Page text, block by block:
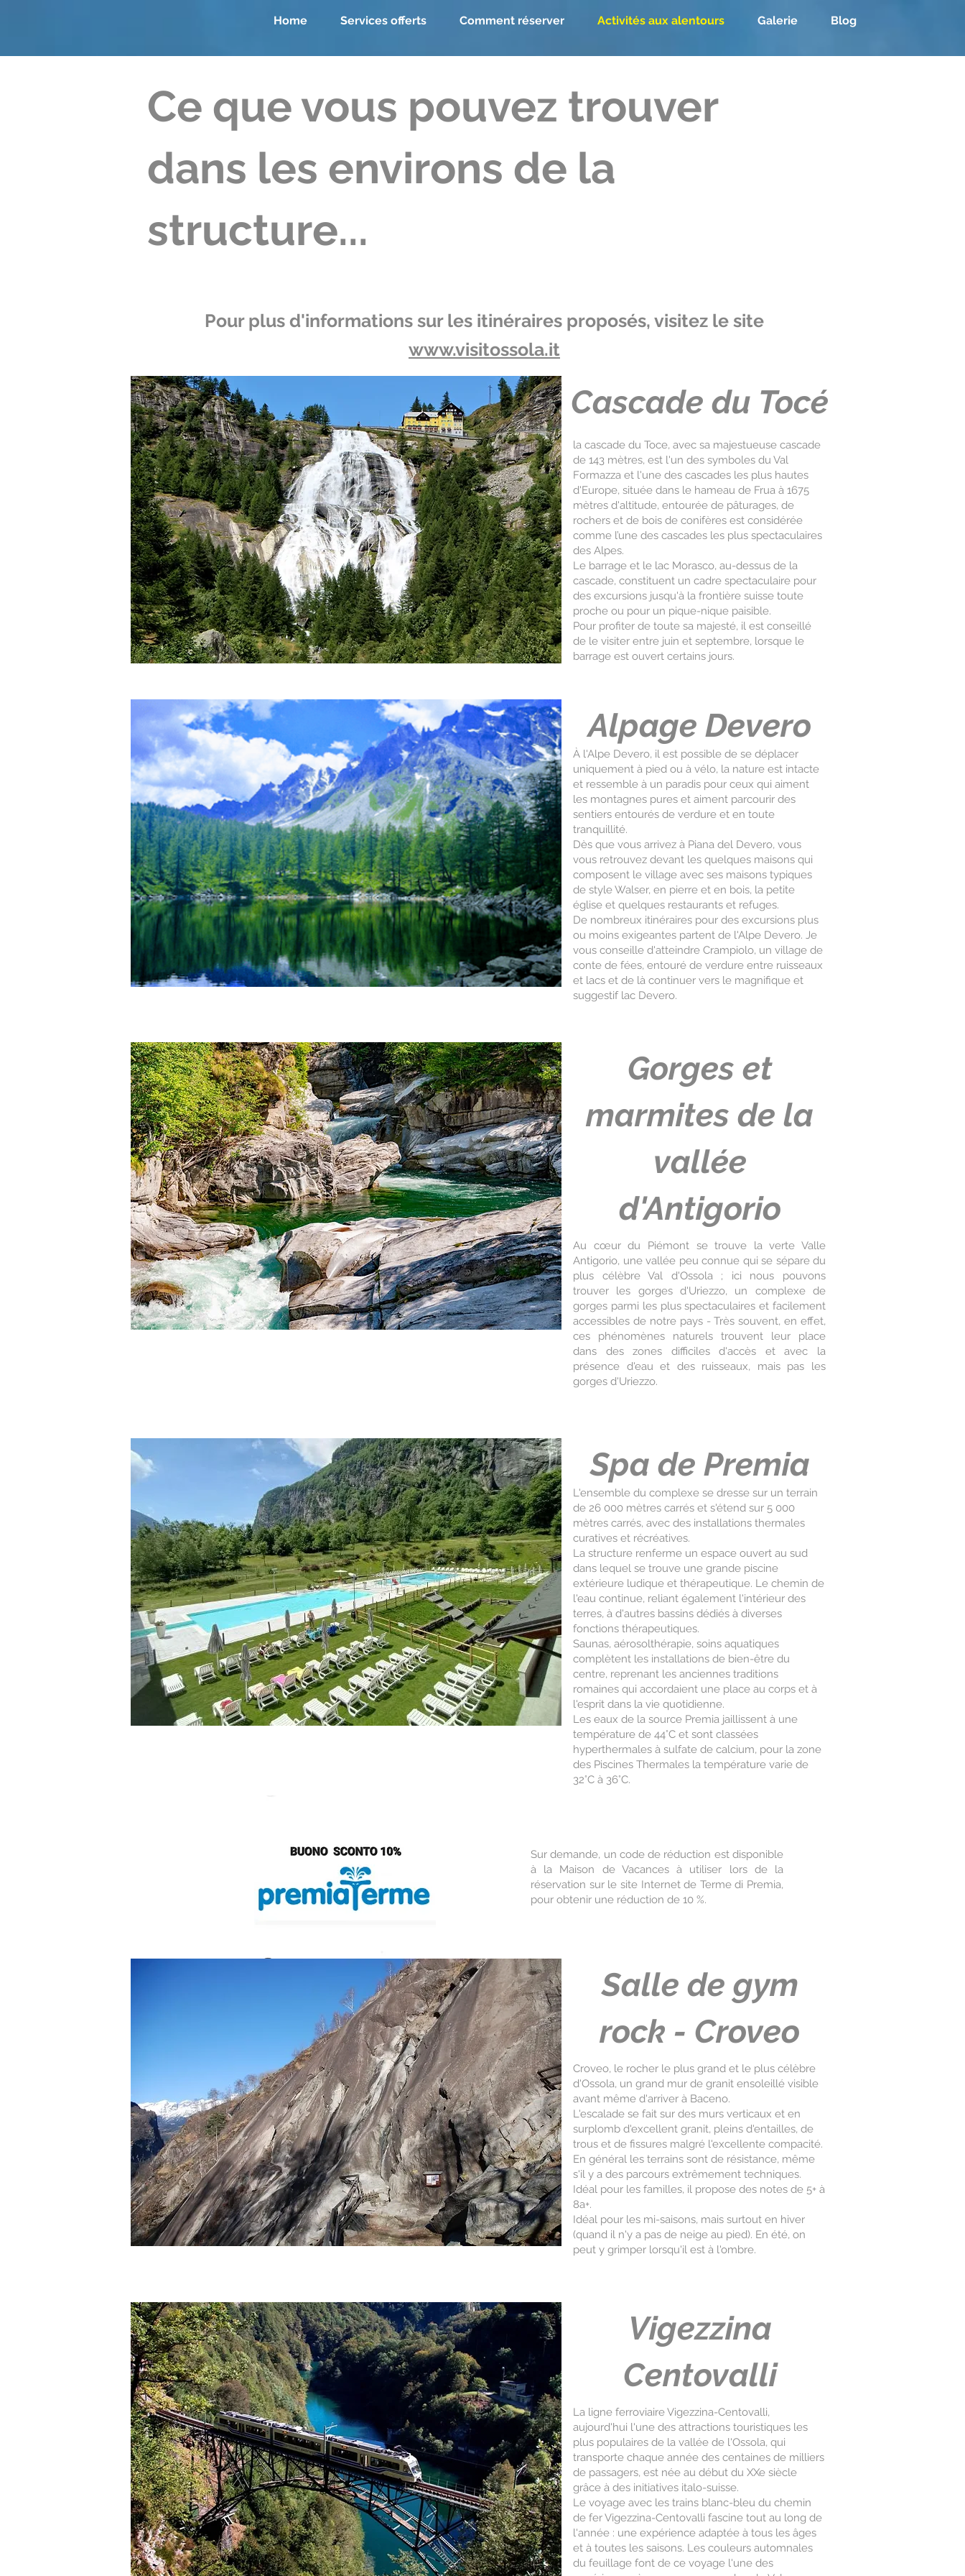
Home Services offerts Comment réserver Activités aux alentours Galerie Blog
Ce que vous pouvez trouver
dans les environs de la
structure...
Pour plus d'informations sur les itinéraires proposés, visitez le site
www.visitossola.it
Cascade du Tocé
la cascade du Toce, avec sa majestueuse cascade
de 143 mètres, est l'un des symboles du Val
Formazza et l'une des cascades les plus hautes
d'Europe, située dans le hameau de Frua à 1675
mètres d'altitude, entourée de pâturages, de
rochers et de bois de conifères est considérée
comme l’une des cascades les plus spectaculaires
des Alpes.
Le barrage et le lac Morasco, au-dessus de la
cascade, constituent un cadre spectaculaire pour
des excursions jusqu'à la frontière suisse toute
proche ou pour un pique-nique paisible.
Pour profiter de toute sa majesté, il est conseillé
de le visiter entre juin et septembre, lorsque le
barrage est ouvert certains jours.
Alpage Devero
À l'Alpe Devero, il est possible de se déplacer
uniquement à pied ou à vélo, la nature est intacte
et ressemble à un paradis pour ceux qui aiment
les montagnes pures et aiment parcourir des
sentiers entourés de verdure et en toute
tranquillité.
Dès que vous arrivez à Piana del Devero, vous
vous retrouvez devant les quelques maisons qui
composent le village avec ses maisons typiques
de style Walser, en pierre et en bois, la petite
église et quelques restaurants et refuges.
De nombreux itinéraires pour des excursions plus
ou moins exigeantes partent de l'Alpe Devero. Je
vous conseille d'atteindre Crampiolo, un village de
conte de fées, entouré de verdure entre ruisseaux
et lacs et de là continuer vers le magnifique et
suggestif lac Devero.
Gorges et
marmites de la
vallée
d'Antigorio
Au cœur du Piémont se trouve la verte Valle
Antigorio, une vallée peu connue qui se sépare du
plus célèbre Val d'Ossola ; ici nous pouvons
trouver les gorges d'Uriezzo, un complexe de
gorges parmi les plus spectaculaires et facilement
accessibles de notre pays - Très souvent, en effet,
ces phénomènes naturels trouvent leur place
dans des zones difficiles d'accès et avec la
présence d'eau et des ruisseaux, mais pas les
gorges d'Uriezzo.
Spa de Premia
L'ensemble du complexe se dresse sur un terrain
de 26 000 mètres carrés et s'étend sur 5 000
mètres carrés, avec des installations thermales
curatives et récréatives.
La structure renferme un espace ouvert au sud
dans lequel se trouve une grande piscine
extérieure ludique et thérapeutique. Le chemin de
l'eau continue, reliant également l'intérieur des
terres, à d'autres bassins dédiés à diverses
fonctions thérapeutiques.
Saunas, aérosolthérapie, soins aquatiques
complètent les installations de bien-être du
centre, reprenant les anciennes traditions
romaines qui accordaient une place au corps et à
l'esprit dans la vie quotidienne.
Les eaux de la source Premia jaillissent à une
température de 44°C et sont classées
hyperthermales à sulfate de calcium, pour la zone
des Piscines Thermales la température varie de
32°C à 36°C.
Sur demande, un code de réduction est disponible
à la Maison de Vacances à utiliser lors de la
réservation sur le site Internet de Terme di Premia,
pour obtenir une réduction de 10 %.
Salle de gym
rock - Croveo
Croveo, le rocher le plus grand et le plus célèbre
d'Ossola, un grand mur de granit ensoleillé visible
avant même d'arriver à Baceno.
L'escalade se fait sur des murs verticaux et en
surplomb d'excellent granit, pleins d'entailles, de
trous et de fissures malgré l'excellente compacité.
En général les terrains sont de résistance, même
s'il y a des parcours extrêmement techniques.
Idéal pour les familles, il propose des notes de 5+ à
8a+.
Idéal pour les mi-saisons, mais surtout en hiver
(quand il n'y a pas de neige au pied). En été, on
peut y grimper lorsqu'il est à l'ombre.
Vigezzina
Centovalli
La ligne ferroviaire Vigezzina-Centovalli,
aujourd'hui l'une des attractions touristiques les
plus populaires de la vallée de l'Ossola, qui
transporte chaque année des centaines de milliers
de passagers, est née au début du XXe siècle
grâce à des initiatives italo-suisse.
Le voyage avec les trains blanc-bleu du chemin
de fer Vigezzina-Centovalli fascine tout au long de
l'année : une expérience adaptée à tous les âges
et à toutes les saisons. Les couleurs automnales
du feuillage font de ce voyage l'une des